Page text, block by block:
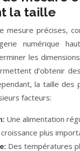
la taille
mesure précises,
numérique
les
d’obtenir
la taille des
facteurs:
Une alimentation
plus
Des températures